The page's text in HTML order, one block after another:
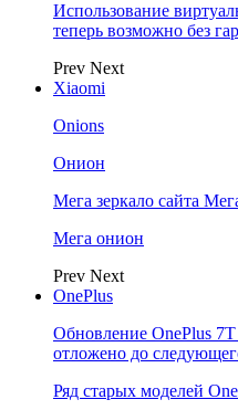
Использование
теперь возможно без
Prev Next
Xiaomi
Onions
Онион
Мега зеркало сайта
Мега онион
Prev Next
OnePlus
Обновление OnePlus
отложено до
Ряд старых моделей